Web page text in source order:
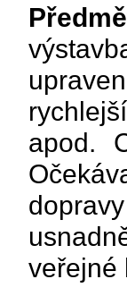
apod.
veřejné